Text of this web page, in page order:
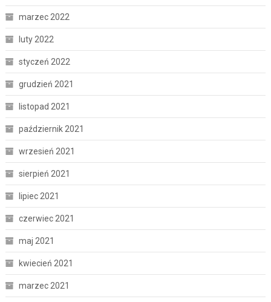
marzec 2022
luty 2022
styczeń 2022
grudzień 2021
listopad 2021
październik 2021
wrzesień 2021
sierpień 2021
lipiec 2021
czerwiec 2021
maj 2021
kwiecień 2021
marzec 2021